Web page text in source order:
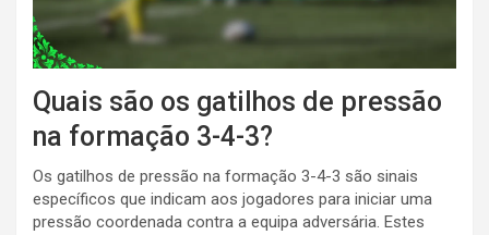
Quais são os gatilhos de pressão
na formação 3-4-3?
Os gatilhos de pressão na formação 3-4-3 são sinais
específicos que indicam aos jogadores para iniciar uma
pressão coordenada contra a equipa adversária. Estes